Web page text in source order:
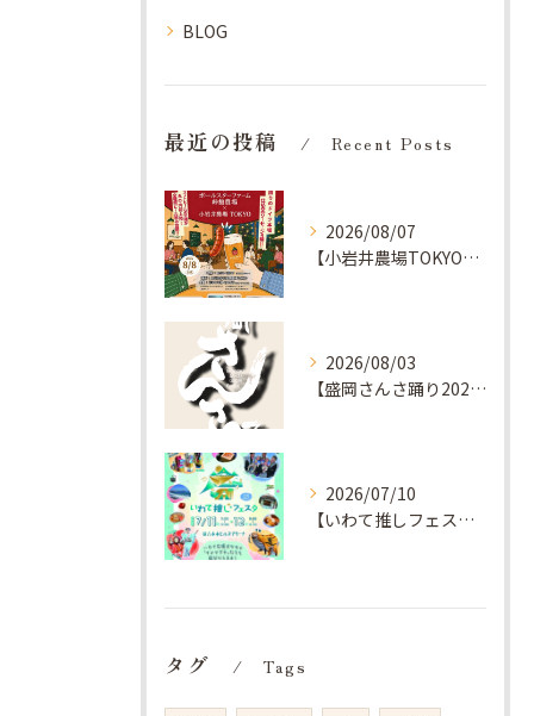
BLOG
最近の投稿 Recent Posts
2026/08/07
【小岩井農場TOKYO】岩手の恵みとベアレンビールを愉しむ夕べ
2026/08/03
【盛岡さんさ踊り2026】今年も、レキブン前へ！
2026/07/10
【いわて推しフェスタ】ぴょんぴょん舎のキッチンカーでブラートヴルストおすすめです♡
タグ Tags